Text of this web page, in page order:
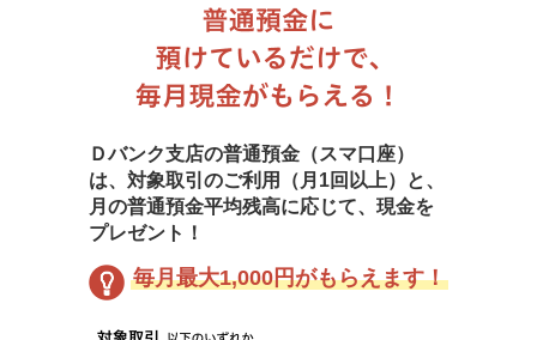
Ｄバンク支店の普通預金（スマ口座）
は、対象取引のご利用（月1回以上）と、
月の普通預金平均残高に応じて、現金を
プレゼント！
毎月最大1,000円がもらえます！